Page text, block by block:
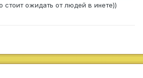
стоит ожидать от людей в инете))